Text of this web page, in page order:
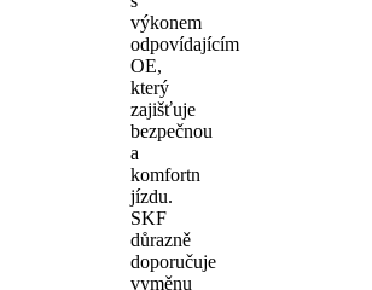
výkonem
odpovídajícím
OE,
který
zajišťuje
bezpečnou
a
komfortn
jízdu.
SKF
důrazně
doporučuje
vyměnu